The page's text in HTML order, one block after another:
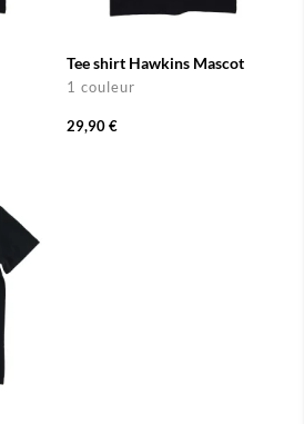
Tee shirt Hawkins Mascot
1 couleur
29,90 €